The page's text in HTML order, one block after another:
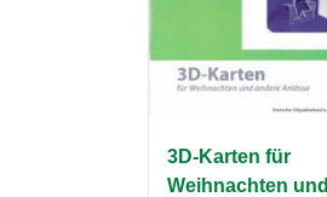
3D-Karten für
Weihnachten und